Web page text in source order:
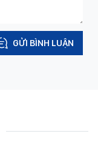
GỬI BÌNH LUẬN